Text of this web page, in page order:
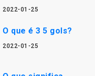
2022-01-25
O que é 3 5 gols?
2022-01-25